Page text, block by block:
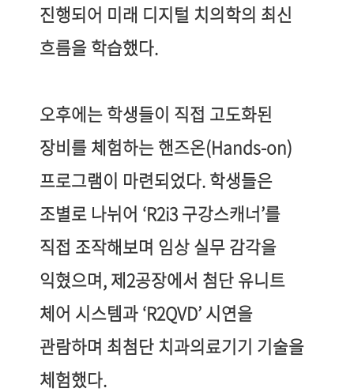
진행되어 미래 디지털 치의학의 최신
흐름을 학습했다.
오후에는 학생들이 직접 고도화된
장비를 체험하는 핸즈온(Hands-on)
프로그램이 마련되었다.학생들은
조별로 나뉘어 ‘R2i3구강스캐너’를
직접 조작해보며 임상 실무 감각을
익혔으며,제2공장에서 첨단 유니트
체어 시스템과‘R2QVD’시연을
관람하며 최첨단 치과의료기기 기술을
체험했다.